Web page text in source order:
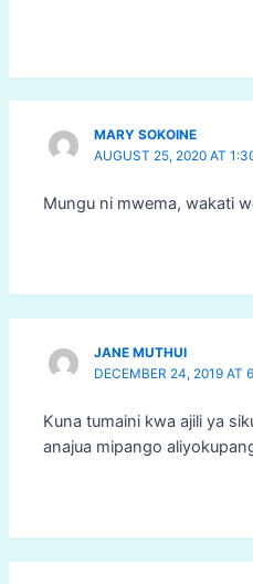
MARY SOKOINE
AUGUST 25, 2020 AT
Mungu ni mwema, wakati
JANE MUTHUI
DECEMBER 24, 2019 AT
Kuna tumaini kwa ajili ya
anajua mipango